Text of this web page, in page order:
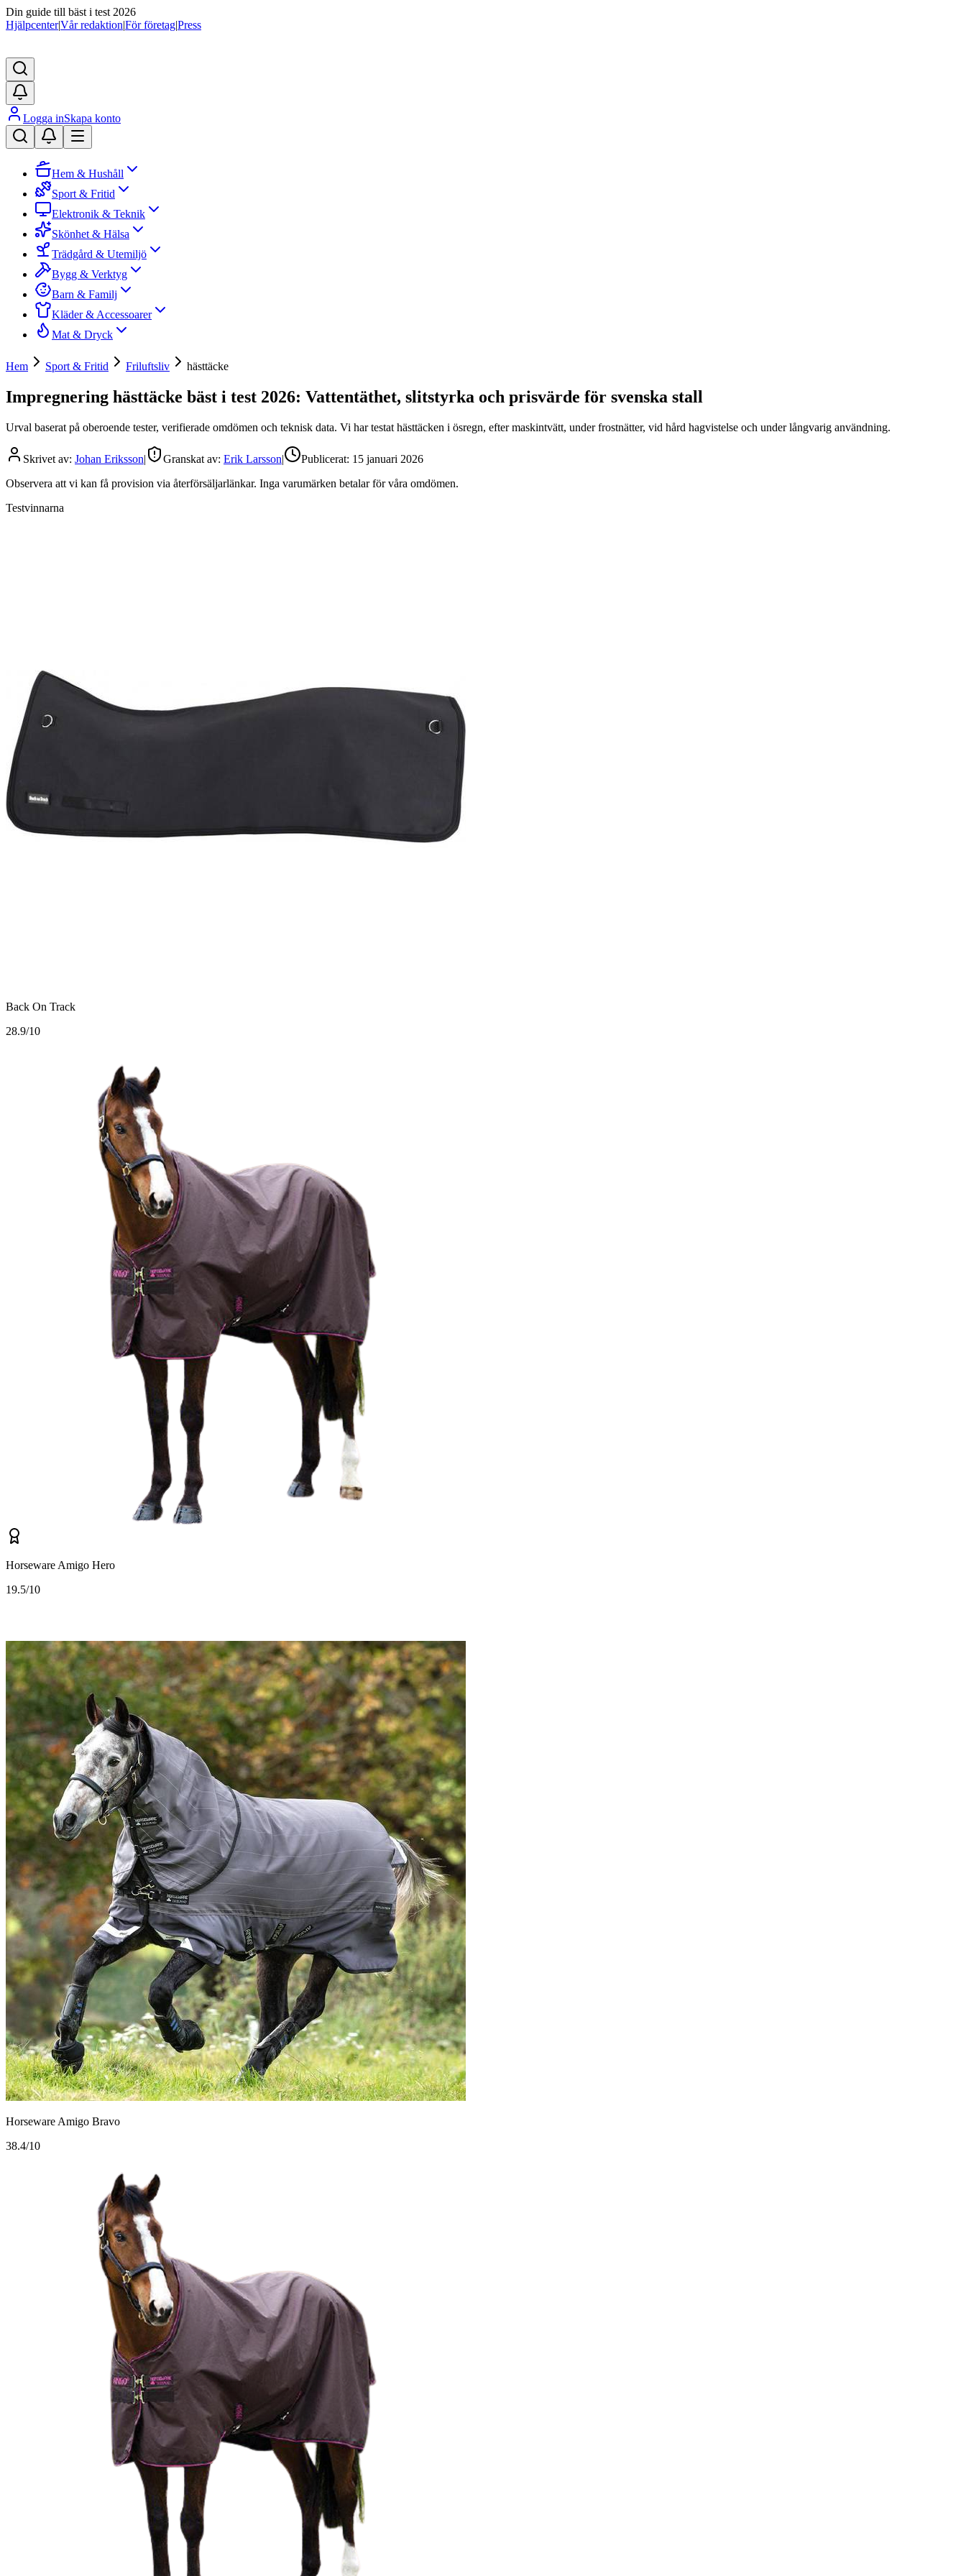
Din guide till bäst i test 2026
Hjälpcenter|Vår redaktion|För företag|Press
Logga inSkapa konto
Hem & Hushåll
Sport & Fritid
Elektronik & Teknik
Skönhet & Hälsa
Trädgård & Utemiljö
Bygg & Verktyg
Barn & Familj
Kläder & Accessoarer
Mat & Dryck
Hem Sport & Fritid Friluftsliv hästtäcke
Impregnering hästtäcke bäst i test 2026: Vattentäthet, slitstyrka och prisvärde för svenska stall
Urval baserat på oberoende tester, verifierade omdömen och teknisk data. Vi har testat hästtäcken i ösregn, efter maskintvätt, under frostnätter, vid hård hagvistelse och under långvarig användning.
Skrivet av: Johan Eriksson| Granskat av: Erik Larsson| Publicerat: 15 januari 2026
Observera att vi kan få provision via återförsäljarlänkar. Inga varumärken betalar för våra omdömen.
Testvinnarna
Back On Track
28.9/10
Horseware Amigo Hero
19.5/10
Horseware Amigo Bravo
38.4/10